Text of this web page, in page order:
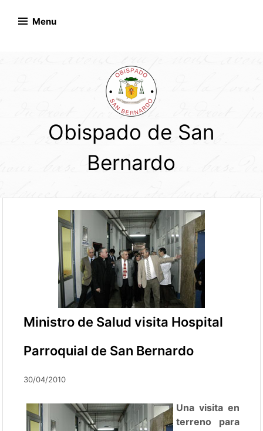
Menu
Obispado de San
Bernardo
Ministro de Salud visita Hospital
Parroquial de San Bernardo
30/04/2010
Una visita en
terreno para